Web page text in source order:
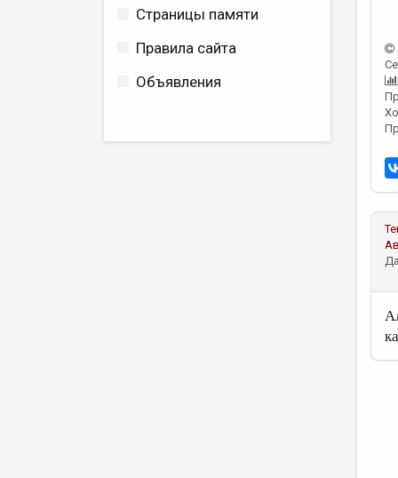
Страницы памяти
Правила сайта
Объявления